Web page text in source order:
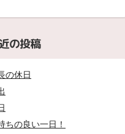
の投稿
の休日
ちの良い一日！